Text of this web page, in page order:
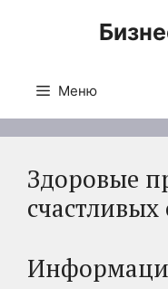
Меню
Здоровые